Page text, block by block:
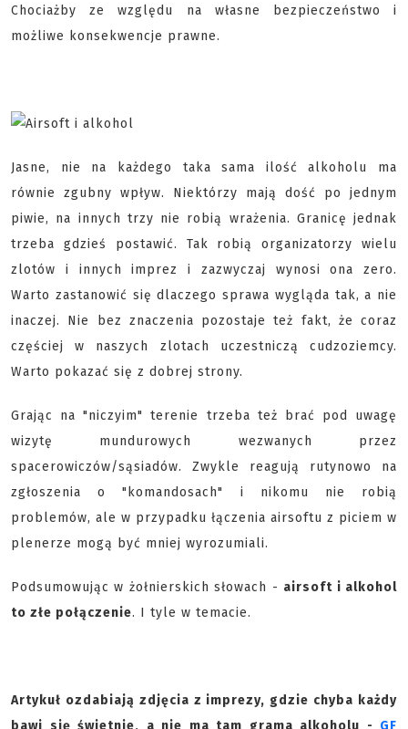
Chociażby ze względu na własne bezpieczeństwo i
możliwe konsekwencje prawne.
Jasne, nie na każdego taka sama ilość alkoholu ma
równie zgubny wpływ. Niektórzy mają dość po jednym
piwie, na innych trzy nie robią wrażenia. Granicę jednak
trzeba gdzieś postawić. Tak robią organizatorzy wielu
zlotów i innych imprez i zazwyczaj wynosi ona zero.
Warto zastanowić się dlaczego sprawa wygląda tak, a nie
inaczej. Nie bez znaczenia pozostaje też fakt, że coraz
częściej w naszych zlotach uczestniczą cudzoziemcy.
Warto pokazać się z dobrej strony.
Grając na "niczyim" terenie trzeba też brać pod uwagę
wizytę mundurowych wezwanych przez
spacerowiczów/sąsiadów. Zwykle reagują rutynowo na
zgłoszenia o "komandosach" i nikomu nie robią
problemów, ale w przypadku łączenia airsoftu z piciem w
plenerze mogą być mniej wyrozumiali.
Podsumowując w żołnierskich słowach - airsoft i alkohol
to złe połączenie. I tyle w temacie.
Artykuł ozdabiają zdjęcia z imprezy, gdzie chyba każdy